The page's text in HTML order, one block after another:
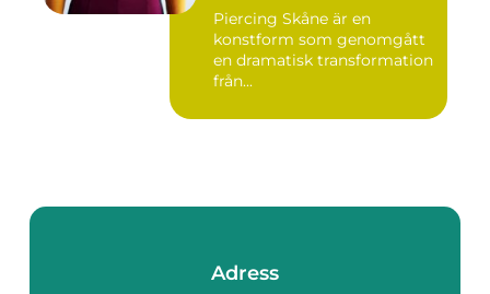
Piercing Skåne är en
konstform som genomgått
en dramatisk transformation
från...
Adress